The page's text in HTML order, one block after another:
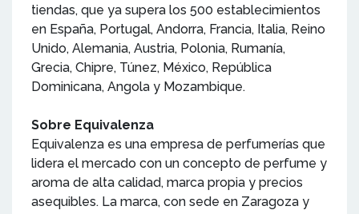
tiendas, que ya supera los 500 establecimientos
en España, Portugal, Andorra, Francia, Italia, Reino
Unido, Alemania, Austria, Polonia, Rumanía,
Grecia, Chipre, Túnez, México, República
Dominicana, Angola y Mozambique.
Sobre Equivalenza
Equivalenza es una empresa de perfumerías que
lidera el mercado con un concepto de perfume y
aroma de alta calidad, marca propia y precios
asequibles. La marca, con sede en Zaragoza y